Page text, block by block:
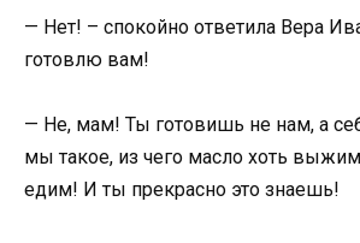
— Нет! – спокойно ответила Вера
готовлю вам!
— Не, мам! Ты готовишь не нам, а
мы такое, из чего масло хоть
едим! И ты прекрасно это знаешь!